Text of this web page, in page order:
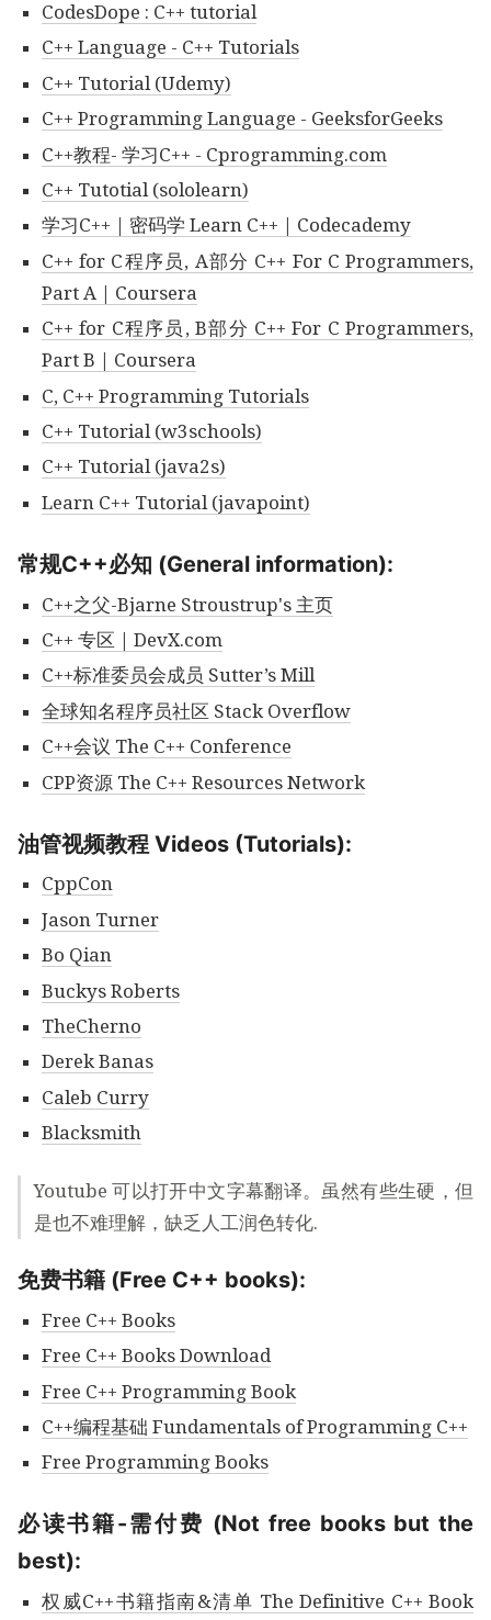
CodesDope : C++ tutorial
C++ Language - C++ Tutorials
C++ Tutorial (Udemy)
C++ Programming Language - GeeksforGeeks
C++教程- 学习C++ - Cprogramming.com
C++ Tutotial (sololearn)
学习C++ | 密码学 Learn C++ | Codecademy
C++ for C程序员, A部分 C++ For C Programmers,
Part A | Coursera
C++ for C程序员, B部分 C++ For C Programmers,
Part B | Coursera
C, C++ Programming Tutorials
C++ Tutorial (w3schools)
C++ Tutorial (java2s)
Learn C++ Tutorial (javapoint)
常规C++必知 (General information):
C++之父-Bjarne Stroustrup's 主页
C++ 专区 | DevX.com
C++标准委员会成员 Sutter’s Mill
全球知名程序员社区 Stack Overflow
C++会议 The C++ Conference
CPP资源 The C++ Resources Network
油管视频教程 Videos (Tutorials):
CppCon
Jason Turner
Bo Qian
Buckys Roberts
TheCherno
Derek Banas
Caleb Curry
Blacksmith
Youtube 可以打开中文字幕翻译。虽然有些生硬，但
是也不难理解，缺乏人工润色转化.
免费书籍 (Free C++ books):
Free C++ Books
Free C++ Books Download
Free C++ Programming Book
C++编程基础 Fundamentals of Programming C++
Free Programming Books
必读书籍-需付费 (Not free books but the
best):
权威C++书籍指南&清单 The Definitive C++ Book